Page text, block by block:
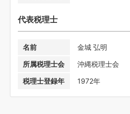
代表税理士
名前
金城 弘明
所属税理士会
沖縄税理士会
税理士登録年
1972年